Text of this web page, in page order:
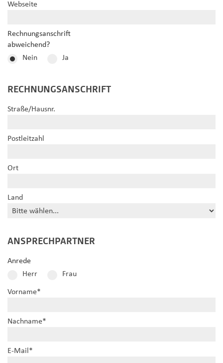
Webseite
Rechnungsanschrift
abweichend?
Nein
Ja
RECHNUNGSANSCHRIFT
Straße/Hausnr.
Postleitzahl
Ort
Land
ANSPRECHPARTNER
Anrede
Herr
Frau
Vorname*
Nachname*
E-Mail *